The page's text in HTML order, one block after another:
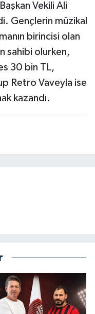
Vekili Ali
Gençlerin müzikal
birincisi olan
sahibi olurken,
30 bin TL,
Retro Vaveyla ise
kazandı.